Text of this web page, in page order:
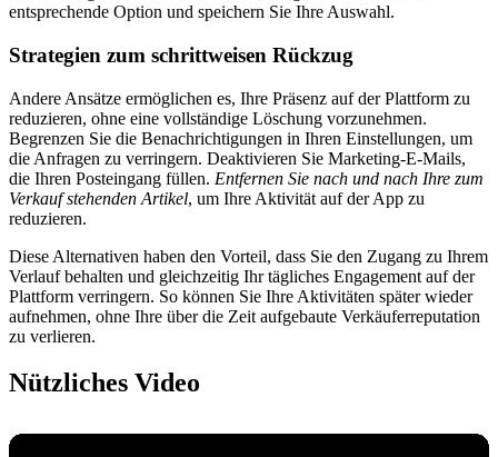
entsprechende Option und speichern Sie Ihre Auswahl.
Strategien zum schrittweisen Rückzug
Andere Ansätze ermöglichen es, Ihre Präsenz auf der Plattform zu
reduzieren, ohne eine vollständige Löschung vorzunehmen.
Begrenzen Sie die Benachrichtigungen in Ihren Einstellungen, um
die Anfragen zu verringern. Deaktivieren Sie Marketing-E-Mails,
die Ihren Posteingang füllen. Entfernen Sie nach und nach Ihre zum
Verkauf stehenden Artikel, um Ihre Aktivität auf der App zu
reduzieren.
Diese Alternativen haben den Vorteil, dass Sie den Zugang zu Ihrem
Verlauf behalten und gleichzeitig Ihr tägliches Engagement auf der
Plattform verringern. So können Sie Ihre Aktivitäten später wieder
aufnehmen, ohne Ihre über die Zeit aufgebaute Verkäuferreputation
zu verlieren.
Nützliches Video